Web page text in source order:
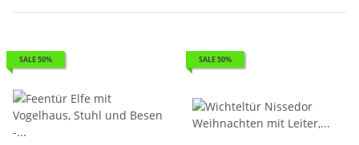
SALE 50% SALE 50%